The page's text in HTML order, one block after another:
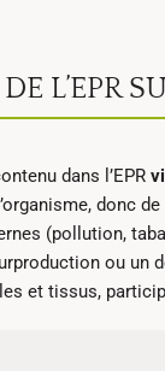
L’EPR
dans l’EPR
donc
(pollution,
ou un
et tissus,